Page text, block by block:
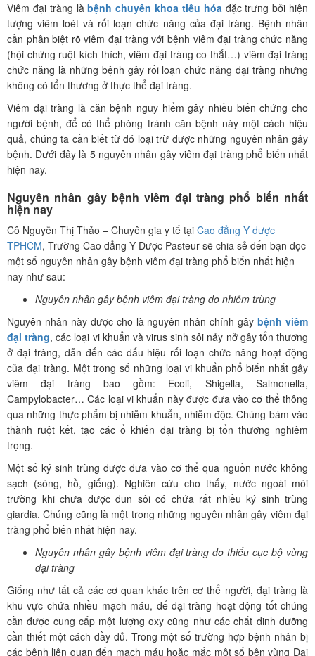
Viêm đại tràng làbệnh chuyên khoa tiêu hóađặc trưng bởi hiện
tượng viêm loét và rối loạn chức năng của đại tràng. Bệnh nhân
cần phân biệt rõ viêm đại tràng với bệnh viêm đại tràng chức năng
(hội chứng ruột kích thích, viêm đại tràng co thắt…) viêm đại tràng
chức năng là những bệnh gây rối loạn chức năng đại tràng nhưng
không có tổn thương ở thực thể đại tràng.
Viêm đại tràng là căn bệnh nguy hiểm gây nhiều biến chứng cho
người bệnh, để có thể phòng tránh căn bệnh này một cách hiệu
quả, chúng ta cần biết từ đó loại trừ được những nguyên nhân gây
bệnh. Dưới đây là 5 nguyên nhân gây viêm đại tràng phổ biến nhất
hiện nay.
Nguyên nhân gây bệnh viêm đại tràng phổ biến nhất
hiện nay
Cô Nguyễn Thị Thảo – Chuyên gia y tế tại Cao đẳng Y dược
TPHCM, Trường Cao đẳng Y Dược Pasteur sẽ chia sẻ đến bạn đọc
một số nguyên nhân gây bệnh viêm đại tràng phổ biến nhất hiện
nay như sau:
Nguyên nhân gây bệnh viêm đại tràng do nhiễm trùng
Nguyên nhân này được cho là nguyên nhân chính gâybệnh viêm
đại tràng, các loại vi khuẩn và virus sinh sôi nảy nở gây tổn thương
ở đại tràng, dẫn đến các dấu hiệu rối loạn chức năng hoạt động
của đại tràng. Một trong số những loại vi khuẩn phổ biến nhất gây
viêm đại tràng bao gồm: Ecoli, Shigella, Salmonella,
Campylobacter… Các loại vi khuẩn này được đưa vào cơ thể thông
qua những thực phẩm bị nhiễm khuẩn, nhiễm độc. Chúng bám vào
thành ruột kết, tạo các ổ khiến đại tràng bị tổn thương nghiêm
trọng.
Một số ký sinh trùng được đưa vào cơ thể qua nguồn nước không
sạch (sông, hồ, giếng). Nghiên cứu cho thấy, nước ngoài môi
trường khi chưa được đun sôi có chứa rất nhiều ký sinh trùng
giardia. Chúng cũng là một trong những nguyên nhân gây viêm đại
tràng phổ biến nhất hiện nay.
Nguyên nhân gây bệnh viêm đại tràng do thiếu cục bộ vùng
đại tràng
Giống như tất cả các cơ quan khác trên cơ thể người, đại tràng là
khu vực chứa nhiều mạch máu, để đại tràng hoạt động tốt chúng
cần được cung cấp một lượng oxy cũng như các chất dinh dưỡng
cần thiết một cách đầy đủ. Trong một số trường hợp bệnh nhân bị
các bệnh liên quan đến mạch máu hoặc mắc một số bện vùng Đại